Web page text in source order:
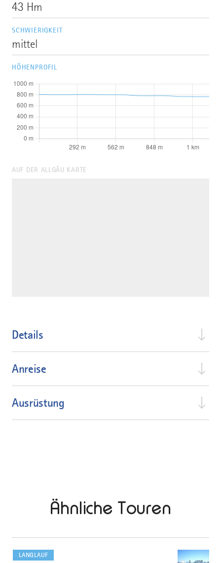
43 Hm
SCHWIERIGKEIT
mittel
HÖHENPROFIL
AUF DER ALLGÄU KARTE
Details
Anreise
Ausrüstung
Ähnliche Touren
LANGLAUF
dazu